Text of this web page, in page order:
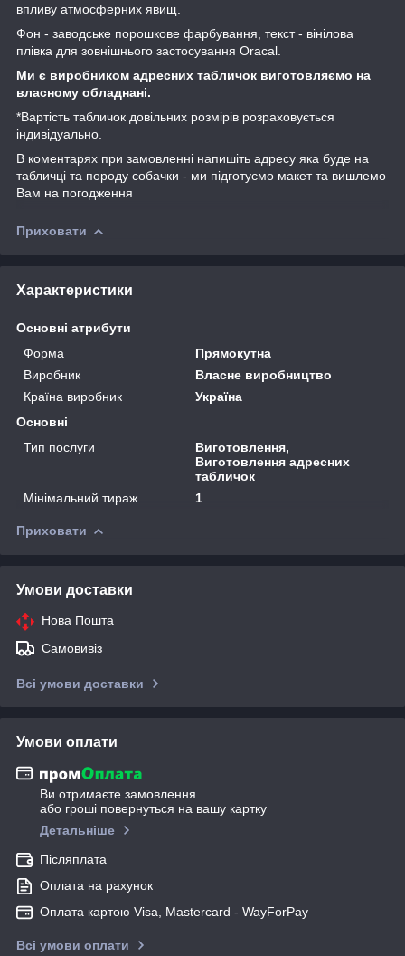
впливу атмосферних явищ.
Фон - заводське порошкове фарбування, текст - вінілова
плівка для зовнішнього застосування Oracal.
Ми є виробником адресних табличок виготовляємо на
власному обладнані.
*Вартість табличок довільних розмірів розраховується
індивідуально.
В коментарях при замовленні напишіть адресу яка буде на
табличці та породу собачки - ми підготуємо макет та вишлемо
Вам на погодження
Приховати
Характеристики
Основні атрибути
Форма
Прямокутна
Виробник
Власне виробництво
Країна виробник
Україна
Основні
Тип послуги
Виготовлення,
Виготовлення адресних
табличок
Мінімальний тираж
1
Приховати
Умови доставки
Нова Пошта
Самовивіз
Всі умови доставки
Умови оплати
Ви отримаєте замовлення
або гроші повернуться на вашу картку
Детальніше
Післяплата
Оплата на рахунок
Оплата картою Visa, Mastercard - WayForPay
Всі умови оплати